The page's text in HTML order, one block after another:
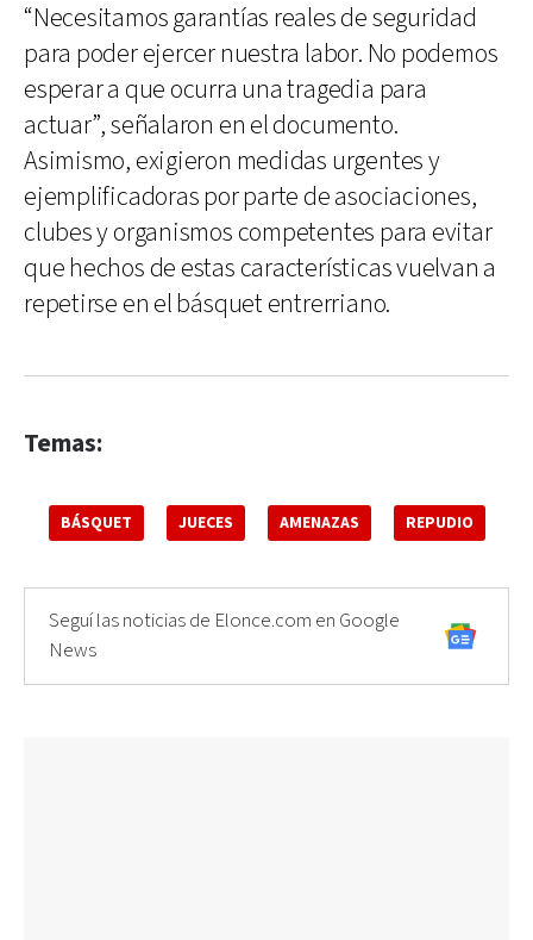
“Necesitamos garantías reales de seguridad
para poder ejercer nuestra labor. No podemos
esperar a que ocurra una tragedia para
actuar”, señalaron en el documento.
Asimismo, exigieron medidas urgentes y
ejemplificadoras por parte de asociaciones,
clubes y organismos competentes para evitar
que hechos de estas características vuelvan a
repetirse en el básquet entrerriano.
Temas:
BÁSQUET JUECES AMENAZAS REPUDIO
Seguí las noticias de Elonce.com en Google
News